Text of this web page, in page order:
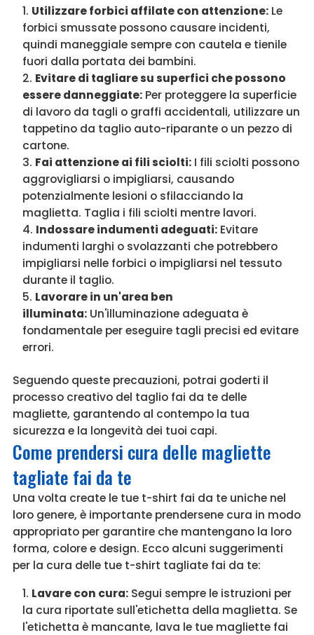
Utilizzare forbici affilate con attenzione: Le
forbici smussate possono causare incidenti,
quindi maneggiale sempre con cautela e tienile
fuori dalla portata dei bambini.
Evitare di tagliare su superfici che possono
essere danneggiate: Per proteggere la superficie
di lavoro da tagli o graffi accidentali, utilizzare un
tappetino da taglio auto-riparante o un pezzo di
cartone.
Fai attenzione ai fili sciolti: I fili sciolti possono
aggrovigliarsi o impigliarsi, causando
potenzialmente lesioni o sfilacciando la
maglietta. Taglia i fili sciolti mentre lavori.
Indossare indumenti adeguati: Evitare
indumenti larghi o svolazzanti che potrebbero
impigliarsi nelle forbici o impigliarsi nel tessuto
durante il taglio.
Lavorare in un'area ben
illuminata: Un'illuminazione adeguata è
fondamentale per eseguire tagli precisi ed evitare
errori.
Seguendo queste precauzioni, potrai goderti il
processo creativo del taglio fai da te delle
magliette, garantendo al contempo la tua
sicurezza e la longevità dei tuoi capi.
Come prendersi cura delle magliette
tagliate fai da te
Una volta create le tue t-shirt fai da te uniche nel
loro genere, è importante prendersene cura in modo
appropriato per garantire che mantengano la loro
forma, colore e design. Ecco alcuni suggerimenti
per la cura delle tue t-shirt tagliate fai da te:
Lavare con cura: Segui sempre le istruzioni per
la cura riportate sull'etichetta della maglietta. Se
l'etichetta è mancante, lava le tue magliette fai